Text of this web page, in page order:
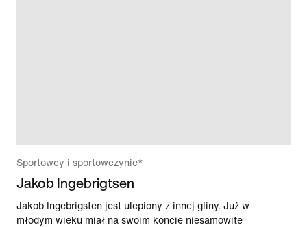
Sportowcy i sportowczynie*
Jakob Ingebrigtsen
Jakob Ingebrigsten jest ulepiony z innej gliny. Już w
młodym wieku miał na swoim koncie niesamowite